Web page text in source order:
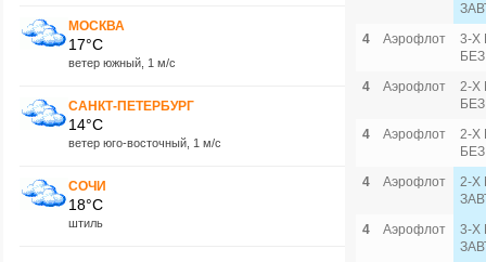
МОСКВА
17°C
ветер южный, 1 м/с
САНКТ-ПЕТЕРБУРГ
14°C
ветер юго-восточный, 1 м/с
СОЧИ
18°C
штиль
4
Аэрофлот
3-Х
4
Аэрофлот
2-Х
4
Аэрофлот
2-Х
4
Аэрофлот
2-Х
4
Аэрофлот
3-Х